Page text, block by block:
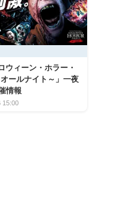
ウィーン・ホラー・
ールナイト～」一夜
情報
15:00